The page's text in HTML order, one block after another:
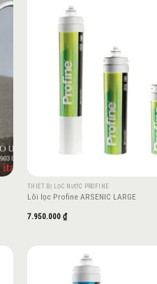
THIẾT BỊ LỌC NƯỚC PROFINE
Lõi lọc Profine ARSENIC LARGE
7.950.000 ₫